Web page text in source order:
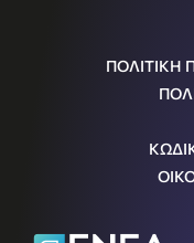
ΠΟΛΙΤΙΚΗ